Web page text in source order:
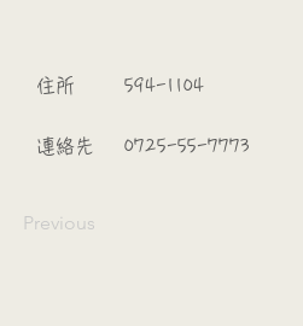
​​住所 594-1104
​連絡先 0725-55-7773
Previous